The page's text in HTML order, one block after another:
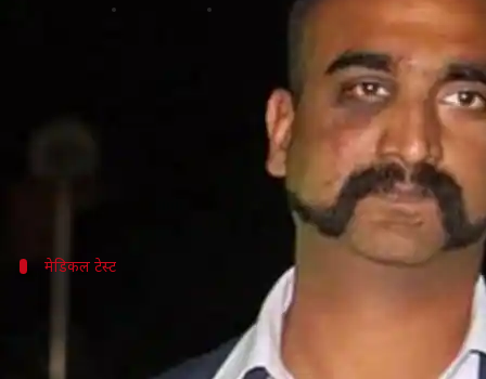
की रिपोर्ट के मुताबिक, दिल्ली स्थित
एक अधिकारी ने बताया कि अभी तक की अभिनंदन की
मेडिकल टेस्ट
बेंगलुरू में होंगे अभिनंदन के टेस्ट
नाम जाहिर न करने की शर्त पर एक अधिकारी ने बताया
अगले कुछ हफ्तों में होने वाले इन टेस्ट के बाद ही यह पता चल